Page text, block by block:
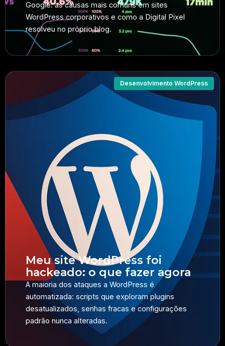
Google: as causas mais comuns em sites
WordPress corporativos e como a Digital Pixel
resolveu no próprio blog.
Meu site WordPress foi
hackeado: o que fazer agora
A maioria dos ataques a WordPress é
automatizada: scripts que exploram plugins
desatualizados, senhas fracas e configurações
padrão nunca alteradas.
Desenvolvimento WordPress